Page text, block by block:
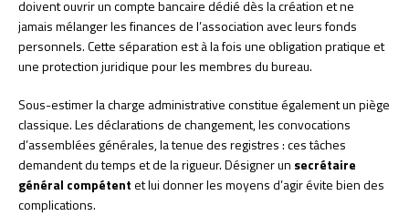
doivent ouvrir un compte bancaire dédié dès la création et ne
jamais mélanger les finances de l’association avec leurs fonds
personnels. Cette séparation est à la fois une obligation pratique et
une protection juridique pour les membres du bureau.
Sous-estimer la charge administrative constitue également un piège
classique. Les déclarations de changement, les convocations
d’assemblées générales, la tenue des registres : ces tâches
demandent du temps et de la rigueur. Désigner un secrétaire
général compétentet lui donner les moyens d’agir évite bien des
complications.